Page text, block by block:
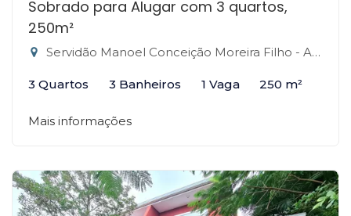
Sobrado para Alugar com 3 quartos,
250m²
Servidão Manoel Conceição Moreira Filho - Alto Ribeirão Leste, Florianópolis-SC
3 Quartos 3 Banheiros 1 Vaga 250 m²
Mais informações